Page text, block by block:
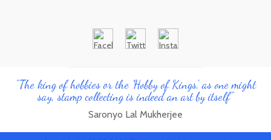
"The king of hobbies or the 'Hobby of Kings', as one might
say, stamp collecting is indeed an art by itself"
Saronyo Lal Mukherjee